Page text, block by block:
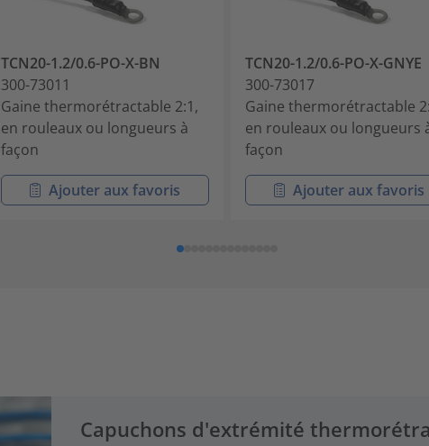
TCN20-1.2/0.6-PO-X-BN
300-73011
Gaine thermorétractable 2:1,
en rouleaux ou longueurs à
façon
Ajouter aux favoris
TCN20-1.2/0.6-PO-X-GNYE
300-73017
Gaine thermorétractable
en rouleaux ou longueurs
façon
Ajouter aux favoris
Capuchons d'extrémité